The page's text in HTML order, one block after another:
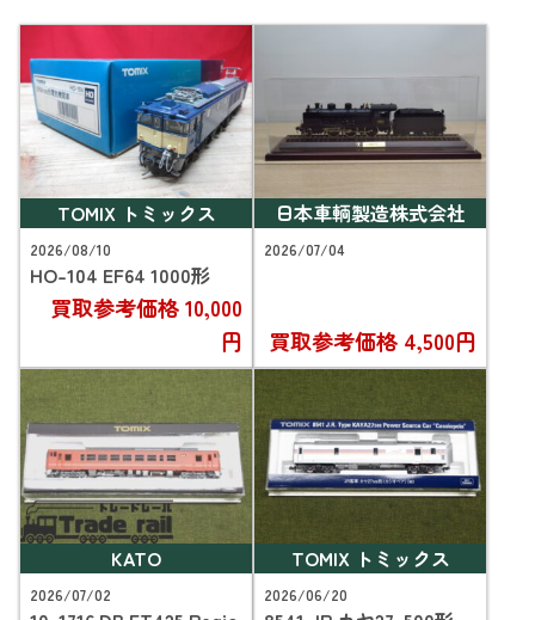
TOMIX トミックス
2026/08/10
HO-104 EF64 1000形
買取参考価格10,000
円
日本車輌製造株式会社
2026/07/04
買取参考価格 4,500円
KATO
2026/07/02
TOMIX トミックス
2026/06/20